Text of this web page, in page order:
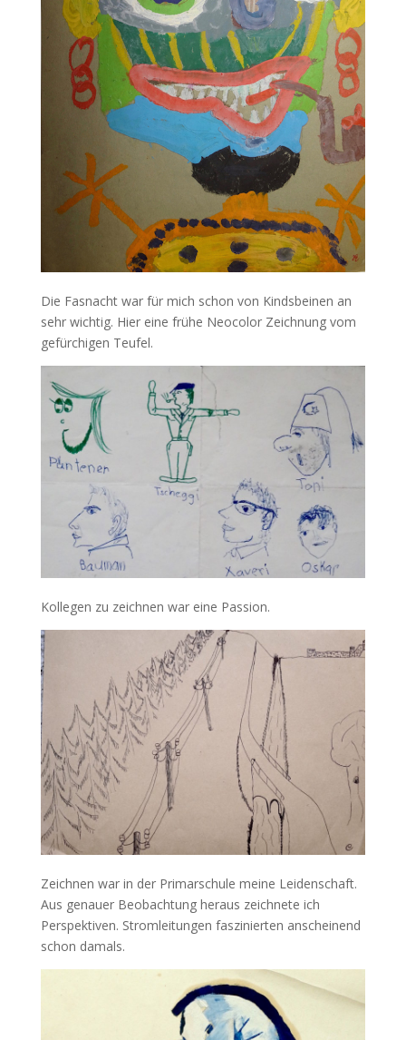
Die Fasnacht war für mich schon von Kindsbeinen an
sehr wichtig. Hier eine frühe Neocolor Zeichnung vom
gefürchigen Teufel.
Kollegen zu zeichnen war eine Passion.
Zeichnen war in der Primarschule meine Leidenschaft.
Aus genauer Beobachtung heraus zeichnete ich
Perspektiven. Stromleitungen faszinierten anscheinend
schon damals.